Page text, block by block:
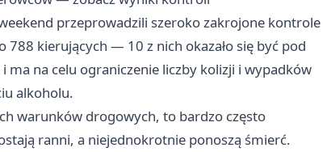
przeprowadzili szeroko zakrojone kontrole
kierujących — 10 z nich okazało się być pod
na celu ograniczenie liczby kolizji i wypadków
alkoholu.
warunków drogowych, to bardzo często
ranni, a niejednokrotnie ponoszą śmierć.